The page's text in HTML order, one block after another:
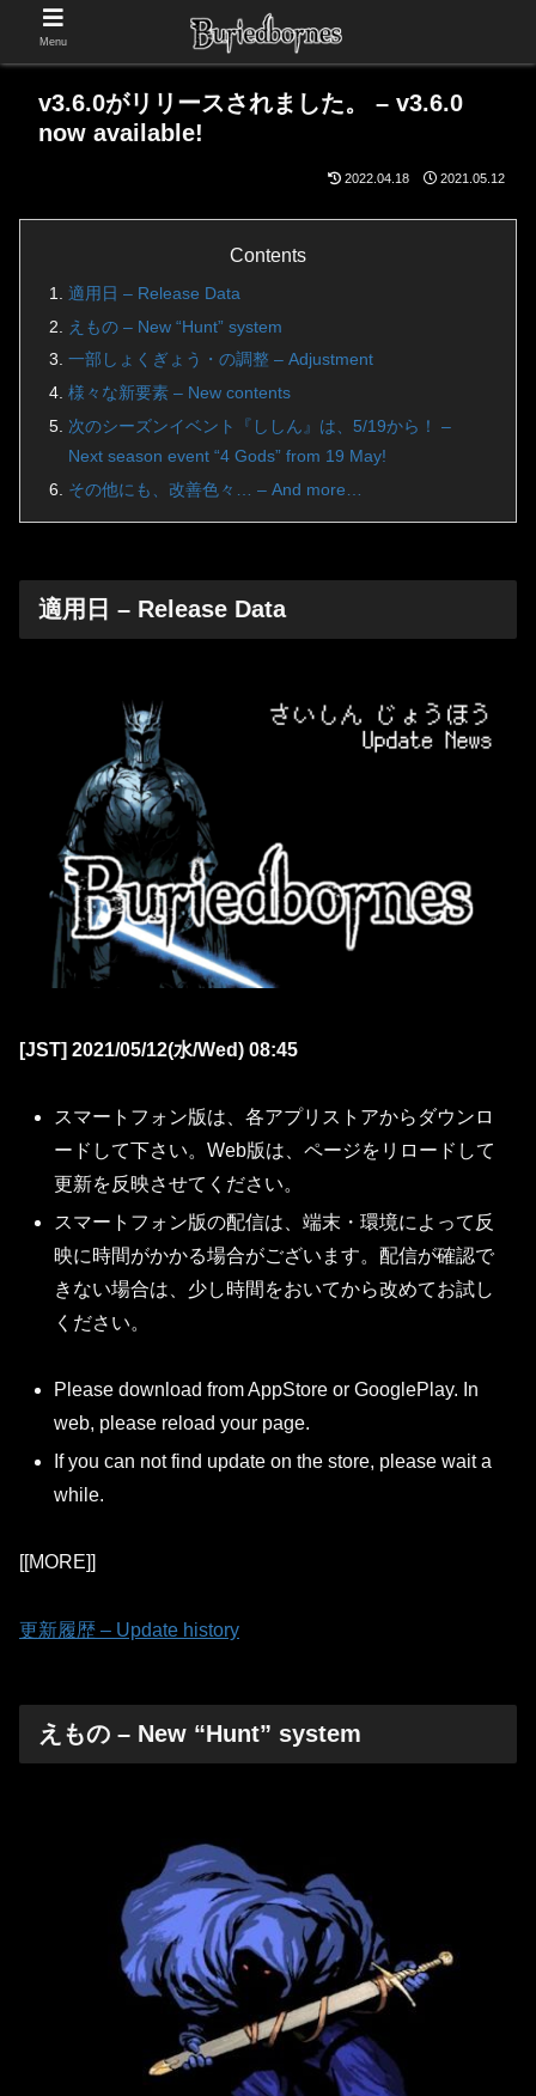
v3.6.0がリリースされました。 – v3.6.0
now available!
2022.04.18 2021.05.12
Contents
適用日 – Release Data
えもの – New “Hunt” system
一部しょくぎょう・の調整 – Adjustment
様々な新要素 – New contents
次のシーズンイベント『ししん』は、5/19から！ –
Next season event “4 Gods” from 19 May!
その他にも、改善色々… – And more…
適用日 – Release Data
[JST] 2021/05/12(水/Wed) 08:45
スマートフォン版は、各アプリストアからダウンロ
ードして下さい。Web版は、ページをリロードして
更新を反映させてください。
スマートフォン版の配信は、端末・環境によって反
映に時間がかかる場合がございます。配信が確認で
きない場合は、少し時間をおいてから改めてお試し
ください。
Please download from AppStore or GooglePlay. In
web, please reload your page.
If you can not find update on the store, please wait a
while.
[[MORE]]
更新履歴 – Update history
えもの – New “Hunt” system
Menu